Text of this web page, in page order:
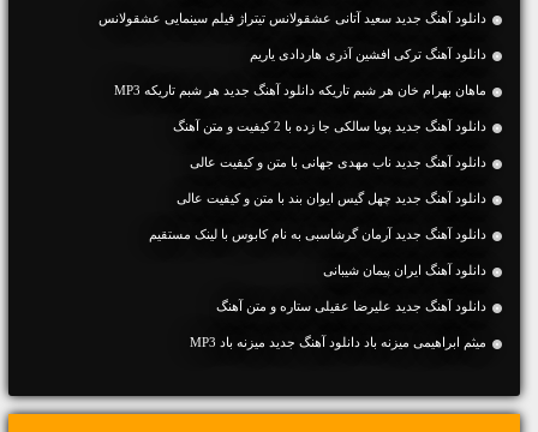
دانلود آهنگ جدید سعید آتانی عشقولانس تیتراژ فیلم سینمایی عشقولانس
دانلود آهنگ ترکی افشین آذری هاردادی یاریم
ماهان بهرام خان هر شبم تاریکه دانلود آهنگ جدید هر شبم تاریکه MP3
دانلود آهنگ جديد پویا سالکی جا زده با 2 کیفیت و متن آهنگ
دانلود آهنگ جديد ناب مهدی جهانی با متن و کیفیت عالی
دانلود آهنگ جديد چهل گیس ایوان بند با متن و کیفیت عالی
دانلود آهنگ جديد آرمان گرشاسبی به نام کابوس با لینک مستقیم
دانلود آهنگ ایران پیمان شیبانی
دانلود آهنگ جديد علیرضا عقیلی ستاره و متن آهنگ
میثم ابراهیمی میزنه باد دانلود آهنگ جدید میزنه باد MP3